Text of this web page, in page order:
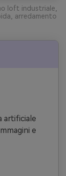
loft industriale,
arredamento
artificiale
e